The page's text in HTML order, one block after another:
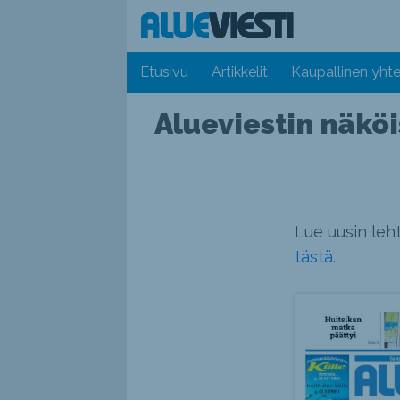
Etusivu Artikkelit Kaupallinen
Alueviestin
Lue uusin
tästä.